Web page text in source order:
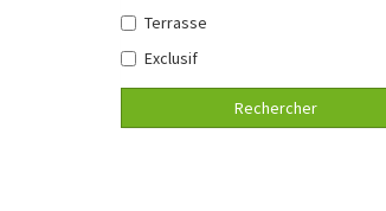
Terrasse
Exclusif
Rechercher